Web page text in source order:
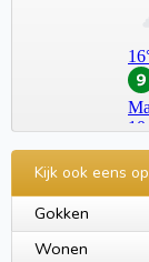
Kijk ook eens op
Gokken
Wonen